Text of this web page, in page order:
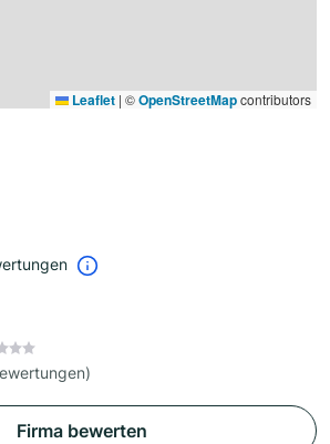
Leaflet | ©OpenStreetMapcontributors
Firma bewerten